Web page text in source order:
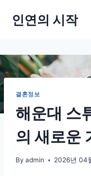
인연의 시작
결혼정보
해운대 스
의 새로운
By admin 2026년 04